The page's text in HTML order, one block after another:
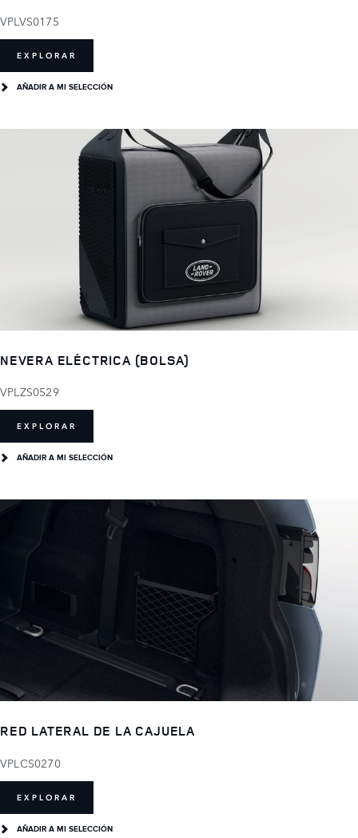
VPLVS0175
EXPLORAR
AÑADIR A MI SELECCIÓN
NEVERA ELÉCTRICA (BOLSA)
VPLZS0529
EXPLORAR
AÑADIR A MI SELECCIÓN
RED LATERAL DE LA CAJUELA
VPLCS0270
EXPLORAR
AÑADIR A MI SELECCIÓN